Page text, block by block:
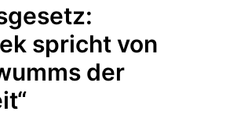
spricht von
der